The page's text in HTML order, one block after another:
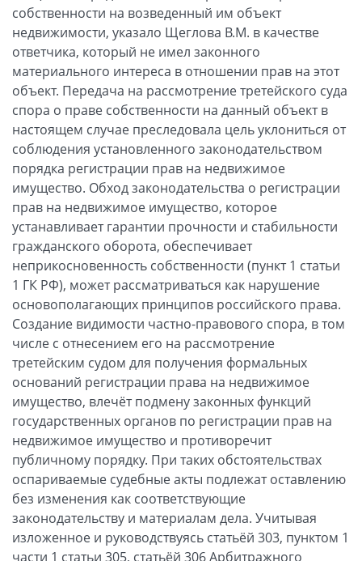
собственности на возведенный им объект
недвижимости, указало Щеглова В.М. в качестве
ответчика, который не имел законного
материального интереса в отношении прав на этот
объект. Передача на рассмотрение третейского суда
спора о праве собственности на данный объект в
настоящем случае преследовала цель уклониться от
соблюдения установленного законодательством
порядка регистрации прав на недвижимое
имущество. Обход законодательства о регистрации
прав на недвижимое имущество, которое
устанавливает гарантии прочности и стабильности
гражданского оборота, обеспечивает
неприкосновенность собственности (пункт 1 статьи
1 ГК РФ), может рассматриваться как нарушение
основополагающих принципов российского права.
Создание видимости частно-правового спора, в том
числе с отнесением его на рассмотрение
третейским судом для получения формальных
оснований регистрации права на недвижимое
имущество, влечёт подмену законных функций
государственных органов по регистрации прав на
недвижимое имущество и противоречит
публичному порядку. При таких обстоятельствах
оспариваемые судебные акты подлежат оставлению
без изменения как соответствующие
законодательству и материалам дела. Учитывая
изложенное и руководствуясь статьёй 303, пунктом 1
части 1 статьи 305, статьёй 306 Арбитражного